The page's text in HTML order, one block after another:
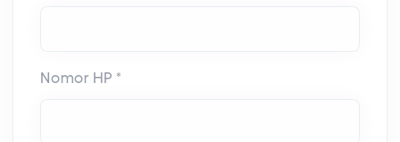
Nomor HP *